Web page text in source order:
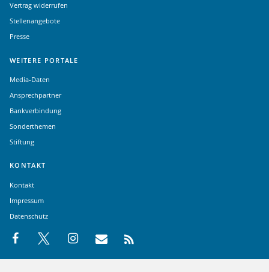
Vertrag widerrufen
Stellenangebote
Presse
WEITERE PORTALE
Media-Daten
Ansprechpartner
Bankverbindung
Sonderthemen
Stiftung
KONTAKT
Kontakt
Impressum
Datenschutz